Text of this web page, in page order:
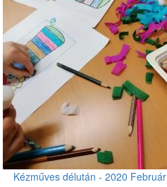
Kézműves délután - 2020 Február